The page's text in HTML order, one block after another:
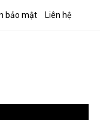
bảo mật Liên hệ